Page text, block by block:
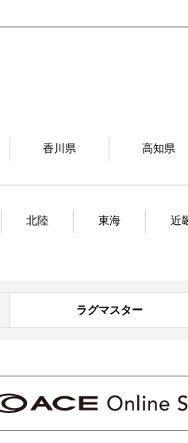
香川県 高知県
北陸 東海 近
ラグマスター